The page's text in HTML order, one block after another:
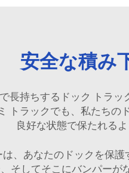
安全な積み
長持ちするドック トラ
トラックでも、私たち
良好な状態で保たれる
は、あなたのドックを保
そしてそこにバンパー